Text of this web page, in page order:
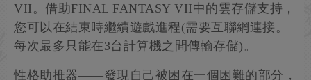
VII。借助FINAL FANTASY VII中的雲存儲支持，
您可以在結束時繼續遊戲進程(需要互聯網連接。
每次最多只能在3台計算機之間傳輸存儲)。
性格助推器——發現自己被困在一個困難的部分，